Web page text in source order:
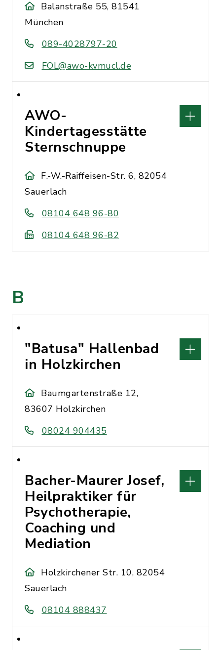
Balanstraße 55, 81541
München
089-4028797-20
FOL@awo-kvmucl.de
AWO-
Kindertagesstätte
Sternschnuppe
F.-W.-Raiffeisen-Str. 6, 82054
Sauerlach
08104 648 96-80
08104 648 96-82
B
"Batusa" Hallenbad
in Holzkirchen
Baumgartenstraße 12,
83607 Holzkirchen
08024 904435
Bacher-Maurer Josef,
Heilpraktiker für
Psychotherapie,
Coaching und
Mediation
Holzkirchener Str. 10, 82054
Sauerlach
08104 888437